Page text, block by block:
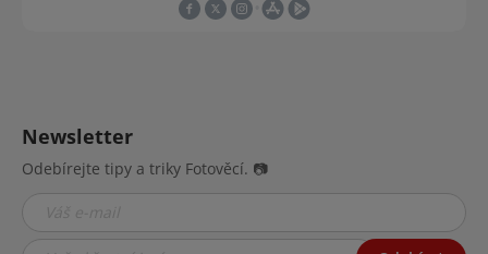
Newsletter
Odebírejte tipy a triky Fotověcí. 📷